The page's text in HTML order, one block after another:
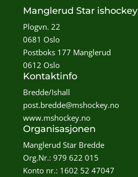
Manglerud Star ishockey
Plogvn. 22
0681 Oslo
Postboks 177 Manglerud
0612 Oslo
Kontaktinfo
Bredde/Ishall
post.bredde@mshockey.no
www.mshockey.no
Organisasjonen
Manglerud Star Bredde
Org.Nr.: 979 622 015
Konto nr.: 1602 52 47047